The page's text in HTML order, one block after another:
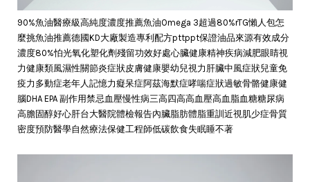
90%魚油醫療級高純度濃度推薦魚油Omega 3超過80%rTG懶人包怎
麼挑魚油推薦德國KD大廠製造專利配方pttppt保證油品來源有效成分
濃度80%怕光氧化塑化劑殘留功效好處心臟健康精神疾病減肥眼睛視
力健康類風濕性關節炎症狀皮膚健康嬰幼兒視力肝臟中風症狀兒童免
疫力多動症老年人記憶力癡呆症阿茲海默症哮喘症狀過敏骨骼健康健
腦DHA EPA 副作用禁忌血壓慢性病三高四高高血壓高血脂血糖糖尿病
高膽固醇好心肝台大醫院體檢報告內臟脂肪體脂重訓近視肌少症骨質
密度預防醫學自然療法保健工程師低碳飲食失眠睡不著